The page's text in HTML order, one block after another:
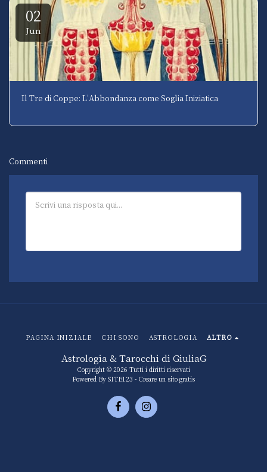
02
Jun
Il Tre di Coppe: L’Abbondanza come Soglia Iniziatica
Commenti
Astrologia & Tarocchi di GiuliaG
Copyright © 2026 Tutti i diritti riservati
Powered By SITE123 - Creare un sito gratis
PAGINA INIZIALE CHI SONO ASTROLOGIA ALTRO